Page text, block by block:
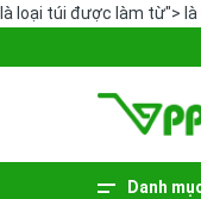
là loại túi được làm từ">
Danh